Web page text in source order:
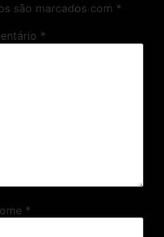
são marcados com *
*
*